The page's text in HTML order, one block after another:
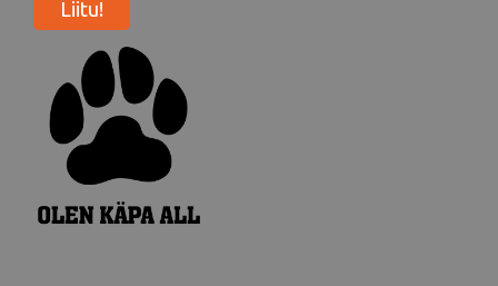
Liitu!